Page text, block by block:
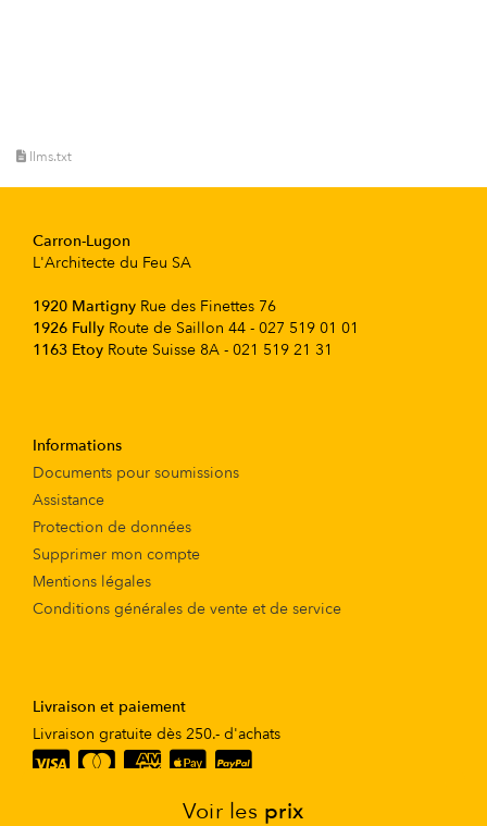
Voir les prix
llms.txt
Carron-Lugon
L'Architecte du Feu SA
1920 Martigny Rue des Finettes 76
1926 Fully Route de Saillon 44 - 027 519 01 01
1163 Etoy Route Suisse 8A - 021 519 21 31
Informations
Documents pour soumissions
Assistance
Protection de données
Supprimer mon compte
Mentions légales
Conditions générales de vente et de service
Livraison et paiement
Livraison gratuite dès 250.- d'achats